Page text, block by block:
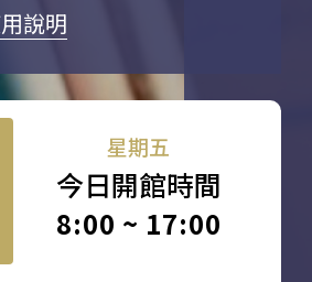
說明
星期五
今日開館時間
8:00 ~ 17:00